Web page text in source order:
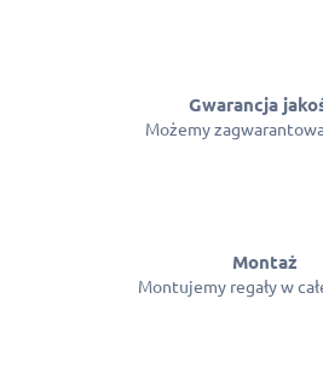
Gwarancja
Możemy
Montaż
Montujemy regały w